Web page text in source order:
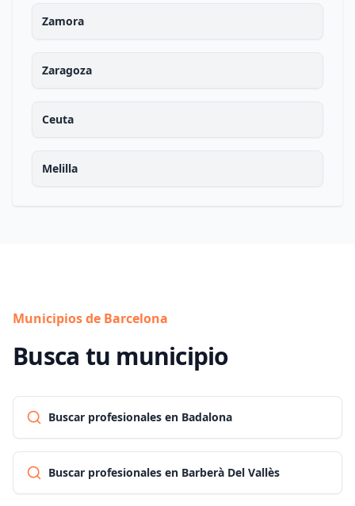
Zamora
Zaragoza
Ceuta
Melilla
Municipios de Barcelona
Busca tu municipio
Buscar profesionales en Badalona
Buscar profesionales en Barberà Del Vallès